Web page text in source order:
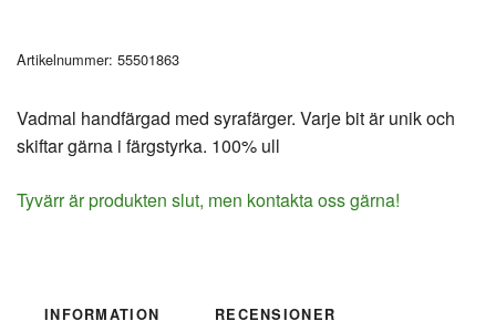
Artikelnummer: 55501863
Vadmal handfärgad med syrafärger. Varje bit är unik och
skiftar gärna i färgstyrka. 100% ull
Tyvärr är produkten slut, men kontakta oss gärna!
INFORMATION RECENSIONER